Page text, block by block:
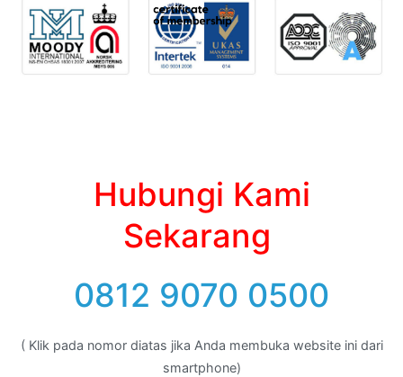
Hubungi Kami
Sekarang
0812 9070 0500
( Klik pada nomor diatas jika Anda membuka website ini dari
smartphone)